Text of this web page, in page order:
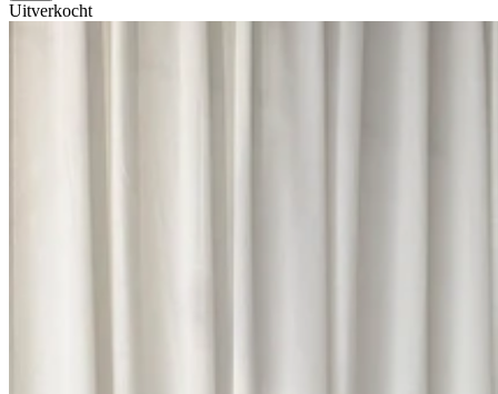
Uitverkocht